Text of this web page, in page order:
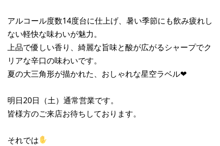
アルコール度数14度台に仕上げ、暑い季節にも飲み疲れし
ない軽快な味わいが魅力。
上品で優しい香り、綺麗な旨味と酸が広がるシャープでク
リアな辛口の味わいです。
夏の大三角形が描かれた、おしゃれな星空ラベル❤︎
明日20日（土）通常営業です。
皆様方のご来店お待ちしております。
それでは